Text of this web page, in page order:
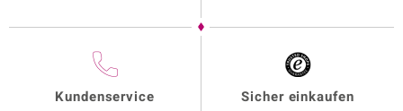
Kundenservice Sicher einkaufen